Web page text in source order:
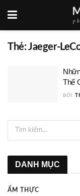
Thẻ: Jaeger-
Thế
BỞI
DANH MỤC
ẨM THỰC